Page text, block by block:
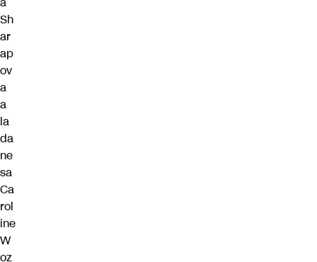
Sh
ar
ap
ov
a
a
la
da
ne
sa
Ca
rol
ine
W
oz